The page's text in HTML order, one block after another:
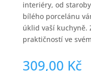
interiéry, od
bílého porcelánu
úklid vaší kuchyně.
praktičností ve
309,00 Kč